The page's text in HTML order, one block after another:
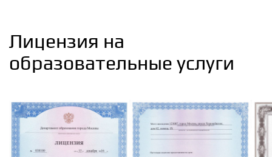
Лицензия на
образовательные услуги